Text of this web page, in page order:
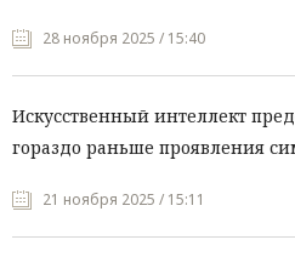
28 ноября 2025 / 15:40
Искусственный интеллект
гораздо раньше проявления
21 ноября 2025 / 15:11